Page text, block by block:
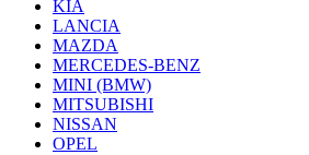
KIA
LANCIA
MAZDA
MERCEDES-BENZ
MINI (BMW)
MITSUBISHI
NISSAN
OPEL